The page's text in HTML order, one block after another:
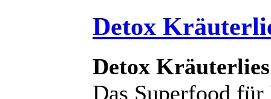
Detox
Detox
Das Superfood